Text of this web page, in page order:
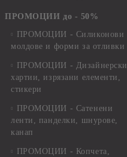
ПРОМОЦИИ до - 50%
ПРОМОЦИИ - Силиконови
молдове и форми за отливки
ПРОМОЦИИ - Дизайнерски
хартии, изрязани елементи,
стикери
ПРОМОЦИИ - Сатенени
ленти, панделки, шнурове,
канап
ПРОМОЦИИ - Копчета,